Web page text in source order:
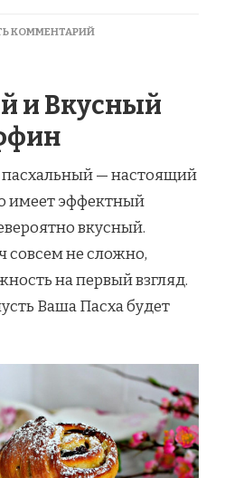
КОММЕНТАРИЙК
ПАСХАЛЬНЫЙ
и Вкусный
— настоящий
имеет эффектный
вкусный.
совсем не сложно,
на первый взгляд.
Ваша Пасха будет